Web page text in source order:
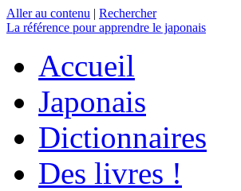
Aller au contenu | Rechercher
La référence pour apprendre le japonais
Accueil
Japonais
Dictionnaires
Des livres !